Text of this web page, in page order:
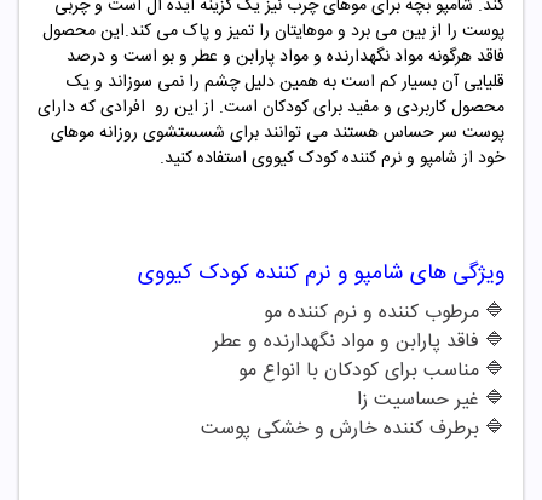
پوست را از بین می برد و موهایتان را تمیز و پاک می کند.این محصول
فاقد هرگونه مواد نگهدارنده و مواد پارابن و عطر و بو است و درصد
قلیایی آن بسیار کم است به همین دلیل چشم را نمی سوزاند و یک
محصول کاربردی و مفید برای کودکان است. از این رو افرادی که دارای
پوست سر حساس هستند می توانند برای شسستشوی روزانه موهای
خود از شامپو و نرم کننده کودک کیووی استفاده کنید.
ویژگی های شامپو و نرم کننده کودک کیووی
🔷 مرطوب کننده و نرم کننده مو
🔷 فاقد پارابن و مواد نگهدارنده و عطر
🔷 مناسب برای کودکان با انواع مو
🔷 غیر حساسیت زا
🔷 برطرف کننده خارش و خشکی پوست